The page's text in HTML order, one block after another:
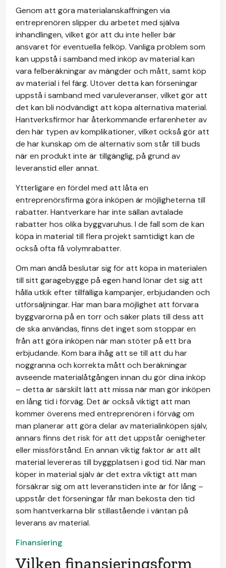
Genom att göra materialanskaffningen via
entreprenören slipper du arbetet med själva
inhandlingen, vilket gör att du inte heller bär
ansvaret för eventuella felköp. Vanliga problem som
kan uppstå i samband med inköp av material kan
vara felberäkningar av mängder och mått, samt köp
av material i fel färg. Utöver detta kan förseningar
uppstå i samband med varuleveranser, vilket gör att
det kan bli nödvändigt att köpa alternativa material.
Hantverksfirmor har återkommande erfarenheter av
den här typen av komplikationer, vilket också gör att
de har kunskap om de alternativ som står till buds
när en produkt inte är tillgänglig, på grund av
leveranstid eller annat.
Ytterligare en fördel med att låta en
entreprenörsfirma göra inköpen är möjligheterna till
rabatter. Hantverkare har inte sällan avtalade
rabatter hos olika byggvaruhus. I de fall som de kan
köpa in material till flera projekt samtidigt kan de
också ofta få volymrabatter.
Om man ändå beslutar sig för att köpa in materialen
till sitt garagebygge på egen hand lönar det sig att
hålla utkik efter tillfälliga kampanjer, erbjudanden och
utförsäljningar. Har man bara möjlighet att förvara
byggvarorna på en torr och säker plats till dess att
de ska användas, finns det inget som stoppar en
från att göra inköpen när man stöter på ett bra
erbjudande. Kom bara ihåg att se till att du har
noggranna och korrekta mått och beräkningar
avseende materialåtgången innan du gör dina inköp
– detta är särskilt lätt att missa när man gör inköpen
en lång tid i förväg. Det är också viktigt att man
kommer överens med entreprenören i förväg om
man planerar att göra delar av materialinköpen själv,
annars finns det risk för att det uppstår oenigheter
eller missförstånd. En annan viktig faktor är att allt
material levereras till byggplatsen i god tid. När man
köper in material själv är det extra viktigt att man
försäkrar sig om att leveranstiden inte är för lång –
uppstår det förseningar får man bekosta den tid
som hantverkarna blir stillastående i väntan på
leverans av material.
Finansiering
Vilken finansieringsform